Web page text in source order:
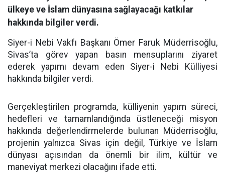
ülkeye ve İslam dünyasına sağlayacağı katkılar
hakkında bilgiler verdi.
Siyer-i Nebi Vakfı Başkanı Ömer Faruk Müderrisoğlu,
Sivas’ta görev yapan basın mensuplarını ziyaret
ederek yapımı devam eden Siyer-i Nebi Külliyesi
hakkında bilgiler verdi.
Gerçekleştirilen programda, külliyenin yapım süreci,
hedefleri ve tamamlandığında üstleneceği misyon
hakkında değerlendirmelerde bulunan Müderrisoğlu,
projenin yalnızca Sivas için değil, Türkiye ve İslam
dünyası açısından da önemli bir ilim, kültür ve
maneviyat merkezi olacağını ifade etti.